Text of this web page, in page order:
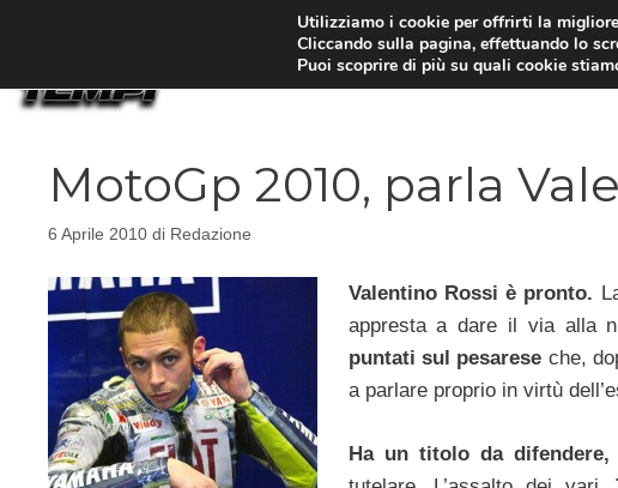
MotoGp 2010, parla
6 Aprile 2010 di Redazione
Valentino Rossi è pronto.
appresta a dare il via alla
puntati sul pesarese che,
a parlare proprio in virtù
Ha un titolo da difendere,
Utilizziamo i cookie per offrirti la
Cliccando sulla pagina, effettuando lo
Puoi scoprire di più su quali cookie